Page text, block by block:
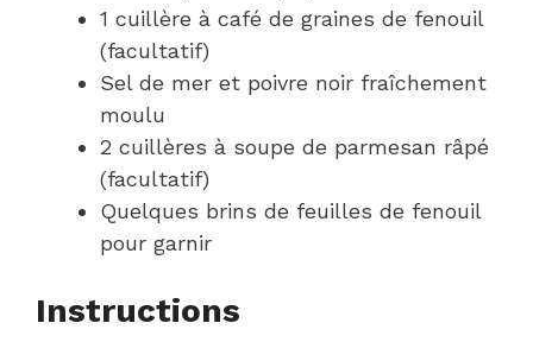
1 cuillère à café de graines de fenouil
(facultatif)
Sel de mer et poivre noir fraîchement
moulu
2 cuillères à soupe de parmesan râpé
(facultatif)
Quelques brins de feuilles de fenouil
pour garnir
Instructions